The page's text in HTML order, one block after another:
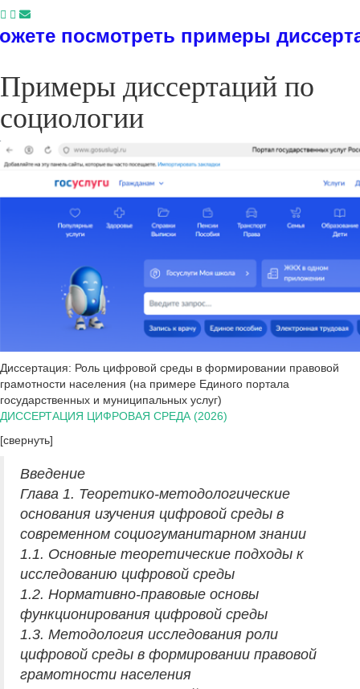
примеры диссертаций,
Примеры диссертаций по
социологии
Диссертация: Роль цифровой среды в формировании правовой
грамотности населения (на примере Единого портала
государственных и муниципальных услуг)
ДИССЕРТАЦИЯ ЦИФРОВАЯ СРЕДА (2026)
[свернуть]
Введение
Глава 1. Теоретико-методологические
основания изучения цифровой среды в
современном социогуманитарном знании
1.1. Основные теоретические подходы к
исследованию цифровой среды
1.2. Нормативно-правовые основы
функционирования цифровой среды
1.3. Методология исследования роли
цифровой среды в формировании правовой
грамотности населения